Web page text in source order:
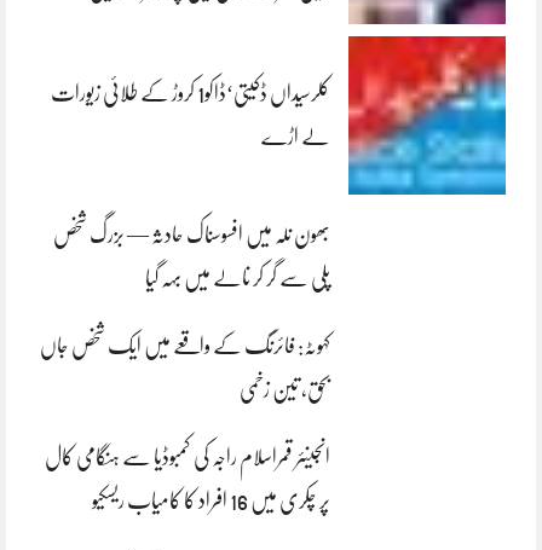
کلرسیداں ڈکیتی‘ڈاکو1 کروڑ کے طلائی زیورات
لے اڑے
بھون نلہ میں افسوسناک حادثہ — بزرگ شخص
پلی سے گر کر نالے میں بہہ گیا
کہوٹہ: فائرنگ کے واقعے میں ایک شخص جاں
بحق، تین زخمی
انجینئر قمراسلام راجہ کی کمبوڈیا سے ہنگامی کال
پر چکری میں 16 افراد کا کامیاب ریسکیو